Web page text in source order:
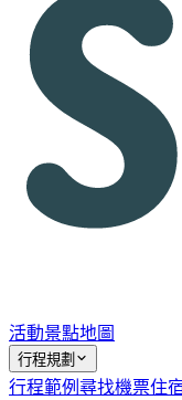
活動景點地圖
行程規劃
行程範例 尋找機票住